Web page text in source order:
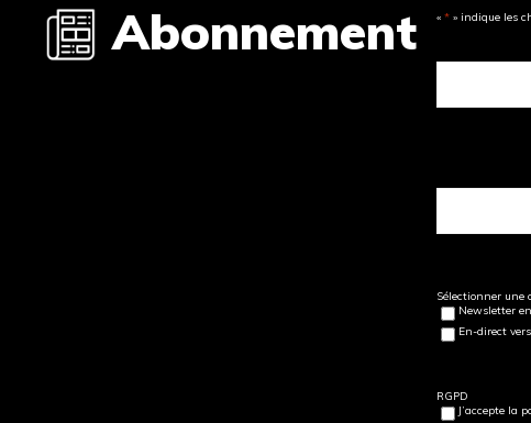
Abonnement « * » indique les
Sélectionner une
Newsletter
En-direct
RGPD
J’accepte la